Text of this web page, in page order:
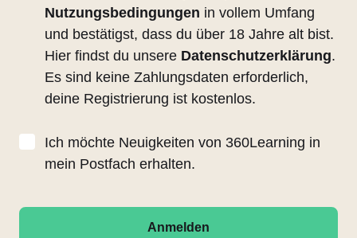
Nutzungsbedingungen in vollem Umfang
und bestätigst, dass du über 18 Jahre alt bist.
Hier findst du unsere Datenschutzerklärung.
Es sind keine Zahlungsdaten erforderlich,
deine Registrierung ist kostenlos.
Ich möchte Neuigkeiten von 360Learning in
mein Postfach erhalten.
Anmelden